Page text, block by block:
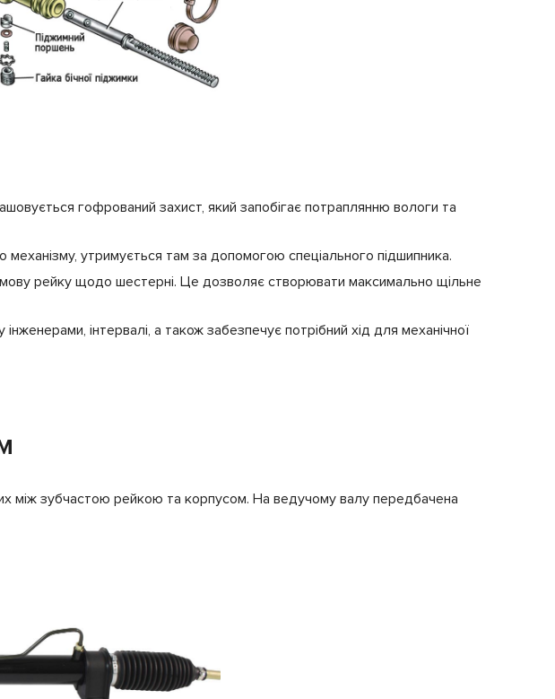
гофрований захист, який запобігає потраплянню вологи та
утримується там за допомогою спеціального підшипника.
рейку щодо шестерні. Це дозволяє створювати максимально щільне
інтервалі, а також забезпечує потрібний хід для механічної
між зубчастою рейкою та корпусом. На ведучому валу передбачена